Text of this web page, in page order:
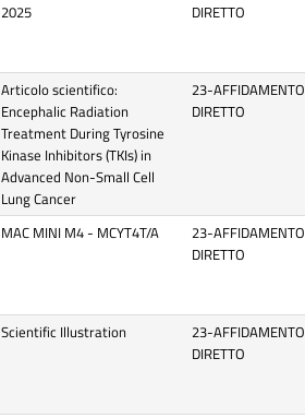
2025
DIRETTO
Articolo scientifico:
Encephalic Radiation
Treatment During Tyrosine
Kinase Inhibitors (TKIs) in
Advanced Non-Small Cell
Lung Cancer
23-AFFIDAMENTO
DIRETTO
MAC MINI M4 - MCYT4T/A
23-AFFIDAMENTO
DIRETTO
Scientific Illustration
23-AFFIDAMENTO
DIRETTO